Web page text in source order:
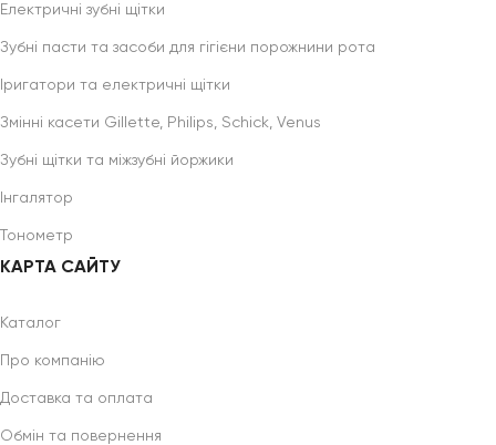
Електричні зубні щітки
Зубні пасти та засоби для гігієни порожнини рота
Іригатори та електричні щітки
Змінні касети Gillette, Philips, Schick, Venus
Зубні щітки та міжзубні йоржики
Інгалятор
Тонометр
КАРТА САЙТУ
Каталог
Про компанію
Доставка та оплата
Обмін та повернення